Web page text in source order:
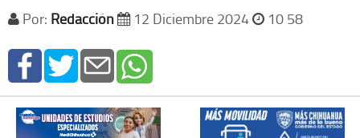
Por: Redacción 12 Diciembre 2024 10 58